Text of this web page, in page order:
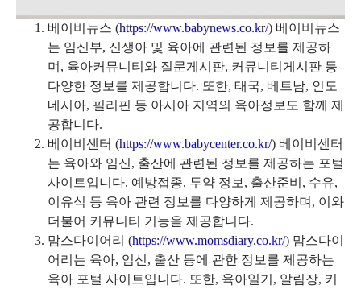
베이비뉴스 (https://www.babynews.co.kr/) 베이비뉴스
는 임신부, 신생아 및 육아에 관련된 정보를 제공하
며, 육아커뮤니티와 질문게시판, 커뮤니티게시판 등
다양한 정보를 제공합니다. 또한, 태국, 베트남, 인도
네시아, 필리핀 등 아시아 지역의 육아정보도 함께 제
공합니다.
베이비센터 (https://www.babycenter.co.kr/) 베이비센터
는 육아와 임신, 출산에 관련된 정보를 제공하는 포털
사이트입니다. 예방접종, 투약 정보, 출산준비, 수유,
이유식 등 육아 관련 정보를 다양하게 제공하며, 이와
더불어 커뮤니티 기능을 제공합니다.
맘스다이어리 (https://www.momsdiary.co.kr/) 맘스다이
어리는 육아, 임신, 출산 등에 관한 정보를 제공하는
육아 포털 사이트입니다. 또한, 육아일기, 알림장, 키